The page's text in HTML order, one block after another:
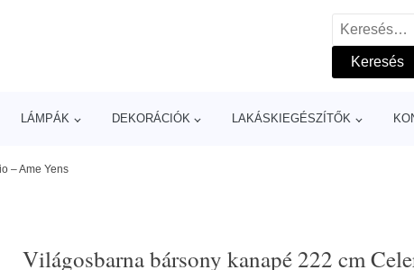
Keresés:
LÁMPÁK DEKORÁCIÓK LAKÁSKIEGÉSZÍTŐK
– Ame Yens
Világosbarna bársony kanapé 222 cm